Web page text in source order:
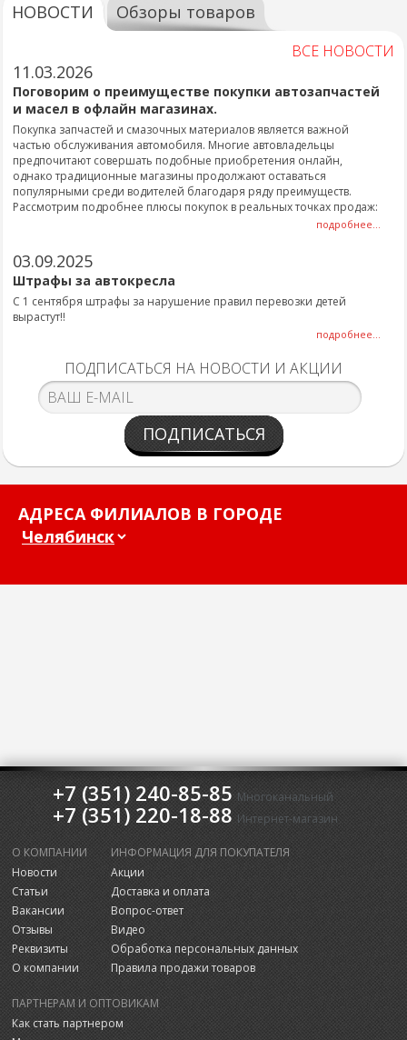
НОВОСТИ Обзоры товаров
ВСЕ НОВОСТИ
11.03.2026
Поговорим о преимуществе покупки автозапчастей
и масел в офлайн магазинах.
Покупка запчастей и смазочных материалов является важной
частью обслуживания автомобиля. Многие автовладельцы
предпочитают совершать подобные приобретения онлайн,
однако традиционные магазины продолжают оставаться
популярными среди водителей благодаря ряду преимуществ.
Рассмотрим подробнее плюсы покупок в реальных точках продаж:
подробнее...
03.09.2025
Штрафы за автокресла
С 1 сентября штрафы за нарушение правил перевозки детей
вырастут!!
подробнее...
ПОДПИСАТЬСЯ НА НОВОСТИ И АКЦИИ
ПОДПИСАТЬСЯ
АДРЕСА ФИЛИАЛОВ В ГОРОДЕ
+7 (351) 240-85-85 Многоканальный
+7 (351) 220-18-88 Интернет-магазин
О КОМПАНИИ
Новости
Статьи
Вакансии
Отзывы
Реквизиты
О компании
ИНФОРМАЦИЯ ДЛЯ ПОКУПАТЕЛЯ
Акции
Доставка и оплата
Вопрос-ответ
Видео
Обработка персональных данных
Правила продажи товаров
ПАРТНЕРАМ И ОПТОВИКАМ
Как стать партнером